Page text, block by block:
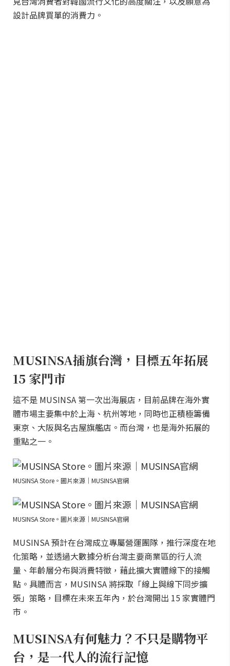
設計品牌買單的消費力。
MUSINSA插旗台灣，目標五年拓展
15 家門市
這不是 MUSINSA 第一次出海展店，目前品牌在海外實
體市場主要集中於上海、杭州等地，同時也正積極籌備
東京、大阪與名古屋旗艦店。而台灣，也是海外拓展的
重點之一。
MUSINSA Store。圖片來源｜MUSINSA官網
MUSINSA Store。圖片來源｜MUSINSA官網
MUSINSA 預計在台灣成立專屬營運團隊，推行深度在地
化策略，並透過大數據分析台灣主要商業區的行人流
量、年齡層分布與消費特徵，藉此擴大實體線下的接觸
點。具體而言，MUSINSA 將採取「線上與線下同步擴
張」策略，目標在未來五年內，於台灣開出 15 家實體門
市。
MUSINSA有何魅力？不只是購物平
台，是一代人的流行記憶